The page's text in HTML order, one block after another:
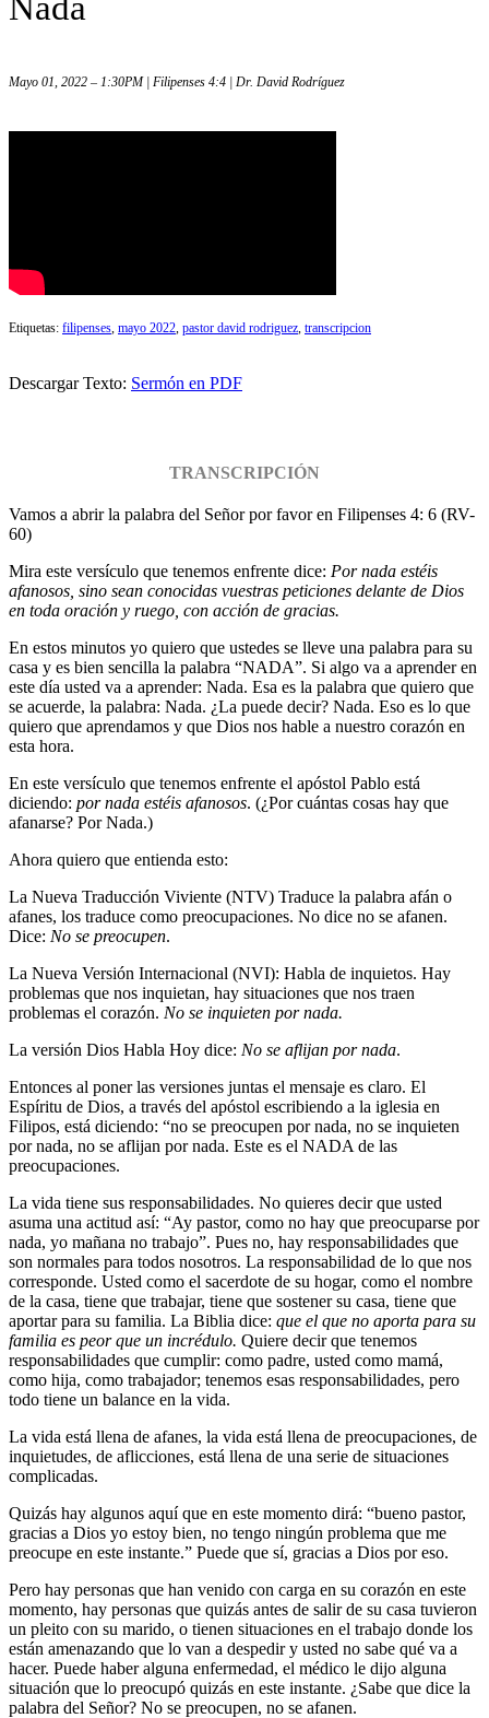
Mayo 01, 2022 – 1:30PM | Filipenses 4:4 | Dr. David Rodríguez
Etiquetas: filipenses mayo 2022 pastor david rodriguez transcripcion
Descargar Texto: Sermón en PDF
TRANSCRIPCIÓN
Vamos a abrir la palabra del Señor por favor en Filipenses 4: 6 (RV-
60)
Mira este versículo que tenemos enfrente dice: Por nada estéis
afanosos, sino sean conocidas vuestras peticiones delante de Dios
en toda oración y ruego, con acción de gracias.
En estos minutos yo quiero que ustedes se lleve una palabra para su
casa y es bien sencilla la palabra “NADA”. Si algo va a aprender en
este día usted va a aprender: Nada. Esa es la palabra que quiero que
se acuerde, la palabra: Nada. ¿La puede decir? Nada. Eso es lo que
quiero que aprendamos y que Dios nos hable a nuestro corazón en
esta hora.
En este versículo que tenemos enfrente el apóstol Pablo está
diciendo: por nada estéis afanosos. (¿Por cuántas cosas hay que
afanarse? Por Nada.)
Ahora quiero que entienda esto:
La Nueva Traducción Viviente (NTV) Traduce la palabra afán o
afanes, los traduce como preocupaciones. No dice no se afanen.
Dice: No se preocupen.
La Nueva Versión Internacional (NVI): Habla de inquietos. Hay
problemas que nos inquietan, hay situaciones que nos traen
problemas el corazón. No se inquieten por nada.
La versión Dios Habla Hoy dice: No se aflijan por nada.
Entonces al poner las versiones juntas el mensaje es claro. El
Espíritu de Dios, a través del apóstol escribiendo a la iglesia en
Filipos, está diciendo: “no se preocupen por nada, no se inquieten
por nada, no se aflijan por nada. Este es el NADA de las
preocupaciones.
La vida tiene sus responsabilidades. No quieres decir que usted
asuma una actitud así: “Ay pastor, como no hay que preocuparse por
nada, yo mañana no trabajo”. Pues no, hay responsabilidades que
son normales para todos nosotros. La responsabilidad de lo que nos
corresponde. Usted como el sacerdote de su hogar, como el nombre
de la casa, tiene que trabajar, tiene que sostener su casa, tiene que
aportar para su familia. La Biblia dice: que el que no aporta para su
familia es peor que un incrédulo. Quiere decir que tenemos
responsabilidades que cumplir: como padre, usted como mamá,
como hija, como trabajador; tenemos esas responsabilidades, pero
todo tiene un balance en la vida.
La vida está llena de afanes, la vida está llena de preocupaciones, de
inquietudes, de aflicciones, está llena de una serie de situaciones
complicadas.
Quizás hay algunos aquí que en este momento dirá: “bueno pastor,
gracias a Dios yo estoy bien, no tengo ningún problema que me
preocupe en este instante.” Puede que sí, gracias a Dios por eso.
Pero hay personas que han venido con carga en su corazón en este
momento, hay personas que quizás antes de salir de su casa tuvieron
un pleito con su marido, o tienen situaciones en el trabajo donde los
están amenazando que lo van a despedir y usted no sabe qué va a
hacer. Puede haber alguna enfermedad, el médico le dijo alguna
situación que lo preocupó quizás en este instante. ¿Sabe que dice la
palabra del Señor? No se preocupen, no se afanen.